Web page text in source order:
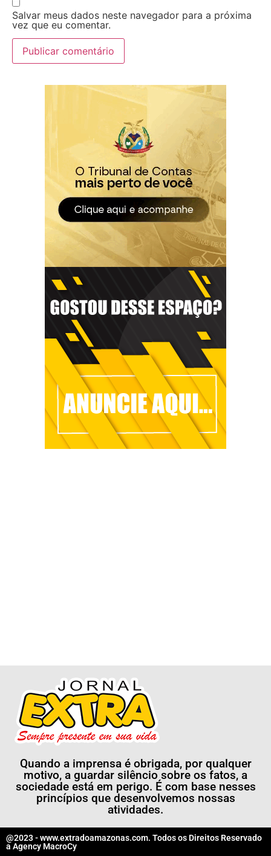
Salvar meus dados neste navegador para a próxima
vez que eu comentar.
Quando a imprensa é obrigada, por qualquer
motivo, a guardar silêncio sobre os fatos, a
sociedade está em perigo. É com base nesses
princípios que desenvolvemos nossas
atividades.
@2023 - www.extradoamazonas.com. Todos os Direitos Reservado
a Agency MacroCy